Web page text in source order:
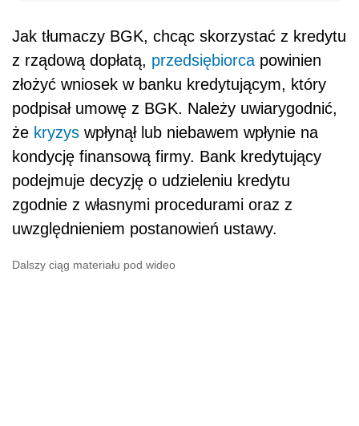
Jak tłumaczy BGK, chcąc skorzystać z kredytu
z rządową dopłatą, przedsiębiorca powinien
złożyć wniosek w banku kredytującym, który
podpisał umowę z BGK. Należy uwiarygodnić,
że kryzys wpłynął lub niebawem wpłynie na
kondycję finansową firmy. Bank kredytujący
podejmuje decyzję o udzieleniu kredytu
zgodnie z własnymi procedurami oraz z
uwzględnieniem postanowień ustawy.
Dalszy ciąg materiału pod wideo